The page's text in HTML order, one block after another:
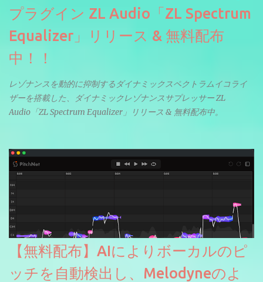
プラグイン ZL Audio「ZL Spectrum
Equalizer」リリース & 無料配布
中！！
レゾナンスを動的に抑制するダイナミックスペクトラムイコライ
ザーを搭載した、ダイナミックレゾナンスサプレッサー ZL
Audio「ZL Spectrum Equalizer」リリース & 無料配布中。
【無料配布】AIによりボーカルのピ
ッチを自動検出し、Melodyneのよ